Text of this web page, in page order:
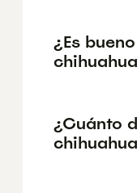
¿Es
¿Cuánto